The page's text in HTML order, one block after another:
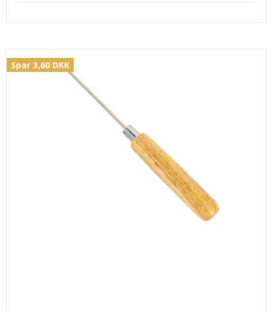
Spar 3,60 DKK